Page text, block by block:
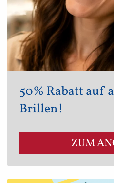
50% Rabatt auf
Brillen!
ZUM